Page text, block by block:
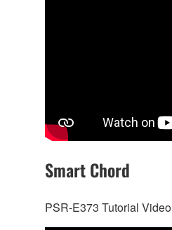
Smart Chord
PSR-E373 Tutorial Video